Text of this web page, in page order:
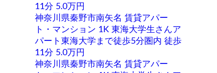
11分 5.0万円
神奈川県秦野市南矢名 賃貸アパー
ト・マンション 1K 東海大学生さんア
パート東海大学まで徒歩5分圏内 徒歩
11分 5.0万円
神奈川県秦野市南矢名 賃貸アパー